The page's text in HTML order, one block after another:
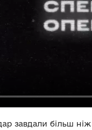
завдали більш ніж